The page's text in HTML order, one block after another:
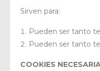
Sirven para:
Pueden ser tanto
Pueden ser tanto
COOKIES